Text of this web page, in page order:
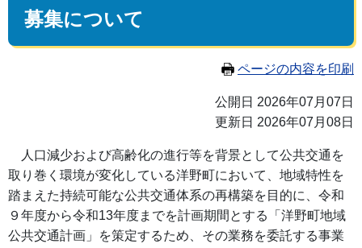
募集について
ページの内容を印刷
公開日 2026年07月07日
更新日 2026年07月08日
人口減少および高齢化の進行等を背景として公共交通を
取り巻く環境が変化している洋野町において、地域特性を
踏まえた持続可能な公共交通体系の再構築を目的に、令和
９年度から令和13年度までを計画期間とする「洋野町地域
公共交通計画」を策定するため、その業務を委託する事業